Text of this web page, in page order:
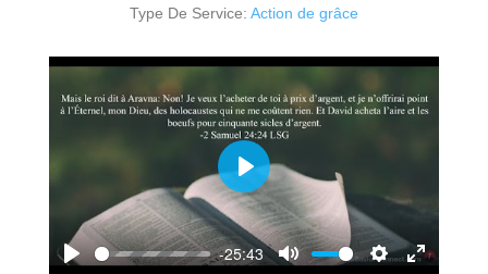
Type De Service: Action de grâce
-25:43
Play